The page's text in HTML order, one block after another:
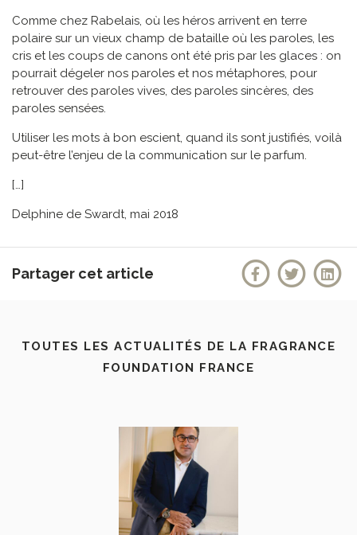
Comme chez Rabelais, où les héros arrivent en terre
polaire sur un vieux champ de bataille où les paroles, les
cris et les coups de canons ont été pris par les glaces : on
pourrait dégeler nos paroles et nos métaphores, pour
retrouver des paroles vives, des paroles sincères, des
paroles sensées.
Utiliser les mots à bon escient, quand ils sont justifiés, voilà
peut-être l’enjeu de la communication sur le parfum.
[…]
Delphine de Swardt, mai 2018
Partager cet article
TOUTES LES ACTUALITÉS DE LA FRAGRANCE
FOUNDATION FRANCE